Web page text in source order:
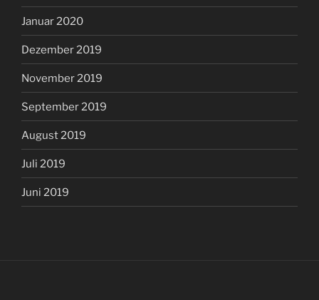
Januar 2020
Dezember 2019
November 2019
September 2019
August 2019
Juli 2019
Juni 2019